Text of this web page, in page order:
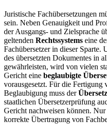
Juristische Fachübersetzungen
sein. Neben Genauigkeit und
der Ausgangs- und Zielsprache
geltenden Rechtssystems eine
Fachübersetzer in dieser Sparte.
des übersetzten Dokumentes in
gewährleisten, wird von vielen
Gericht eine beglaubigte
vorausgesetzt. Für die Fertigung
Beglaubigung muss der
staatlichen Übersetzerprüfung
Gericht nachweisen können.
korrekte Übertragung von